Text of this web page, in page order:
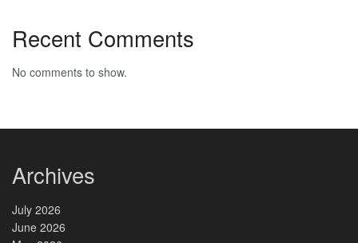
Recent Comments
No comments to show.
Archives
July 2026
June 2026